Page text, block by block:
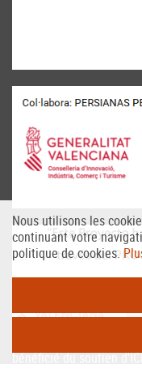
PERSAX, S.A. Dans le
bénéficié du soutien
Nous utilisons les
continuant votre
politique de cookies.